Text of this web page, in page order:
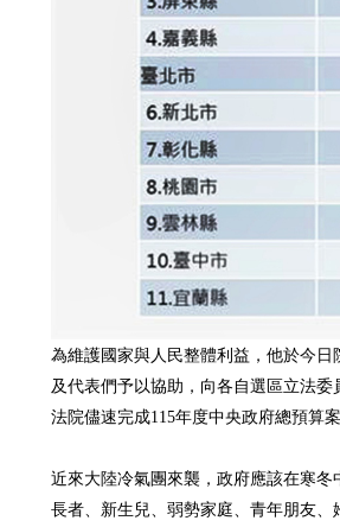
為維護國家與人民整體利益，他於今
及代表們予以協助，向各自選區立法
法院儘速完成115年度中央政府總預算
近來大陸冷氣團來襲，政府應該在寒
長者、新生兒、弱勢家庭、青年朋友